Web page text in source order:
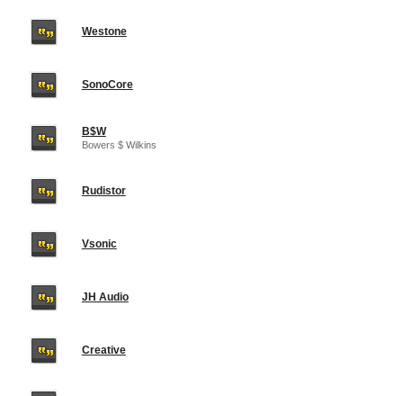
Westone
SonoCore
B$W
Bowers $ Wilkins
Rudistor
Vsonic
JH Audio
Creative